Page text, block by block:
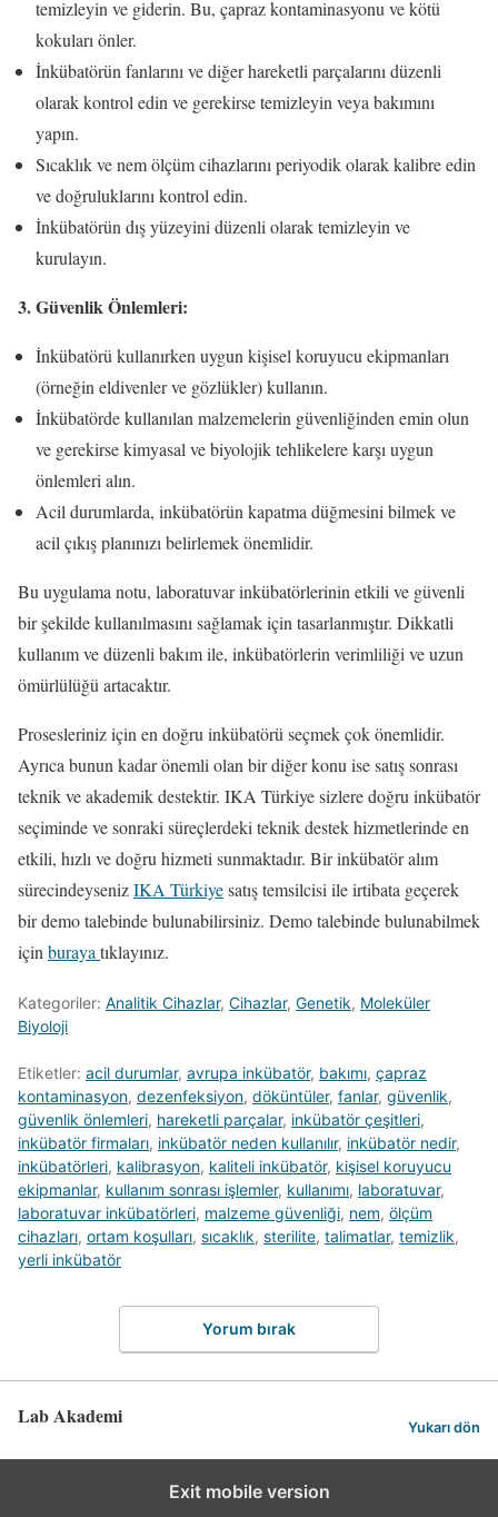
temizleyin ve giderin. Bu, çapraz kontaminasyonu ve kötü
kokuları önler.
İnkübatörün fanlarını ve diğer hareketli parçalarını düzenli
olarak kontrol edin ve gerekirse temizleyin veya bakımını
yapın.
Sıcaklık ve nem ölçüm cihazlarını periyodik olarak kalibre edin
ve doğruluklarını kontrol edin.
İnkübatörün dış yüzeyini düzenli olarak temizleyin ve
kurulayın.
3. Güvenlik Önlemleri:
İnkübatörü kullanırken uygun kişisel koruyucu ekipmanları
(örneğin eldivenler ve gözlükler) kullanın.
İnkübatörde kullanılan malzemelerin güvenliğinden emin olun
ve gerekirse kimyasal ve biyolojik tehlikelere karşı uygun
önlemleri alın.
Acil durumlarda, inkübatörün kapatma düğmesini bilmek ve
acil çıkış planınızı belirlemek önemlidir.
Bu uygulama notu, laboratuvar inkübatörlerinin etkili ve güvenli
bir şekilde kullanılmasını sağlamak için tasarlanmıştır. Dikkatli
kullanım ve düzenli bakım ile, inkübatörlerin verimliliği ve uzun
ömürlülüğü artacaktır.
Prosesleriniz için en doğru inkübatörü seçmek çok önemlidir.
Ayrıca bunun kadar önemli olan bir diğer konu ise satış sonrası
teknik ve akademik destektir. IKA Türkiye sizlere doğru inkübatör
seçiminde ve sonraki süreçlerdeki teknik destek hizmetlerinde en
etkili, hızlı ve doğru hizmeti sunmaktadır. Bir inkübatör alım
sürecindeysenizIKA Türkiyesatış temsilcisi ile irtibata geçerek
bir demo talebinde bulunabilirsiniz. Demo talebinde bulunabilmek
için buraya tıklayınız.
Kategoriler: Analitik Cihazlar, Cihazlar, Genetik, Moleküler
Biyoloji
Etiketler: acil durumlar, avrupa inkübatör, bakımı, çapraz
kontaminasyon, dezenfeksiyon, döküntüler, fanlar, güvenlik,
güvenlik önlemleri, hareketli parçalar, inkübatör çeşitleri,
inkübatör firmaları, inkübatör neden kullanılır, inkübatör nedir,
inkübatörleri, kalibrasyon, kaliteli inkübatör, kişisel koruyucu
ekipmanlar, kullanım sonrası işlemler, kullanımı, laboratuvar,
laboratuvar inkübatörleri, malzeme güvenliği, nem, ölçüm
cihazları, ortam koşulları, sıcaklık, sterilite, talimatlar, temizlik,
yerli inkübatör
Yorum bırak
Lab Akademi Yukarı dön
Exit mobile version